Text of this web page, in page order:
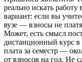
реально искать
вариант: если вы
вузе — взносы не
Может, есть смысл
дистанционный курс
плата за семестр —
от взносов на год. Не